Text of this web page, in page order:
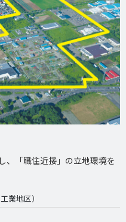
、「職住近接」の立地環境を
業地区）